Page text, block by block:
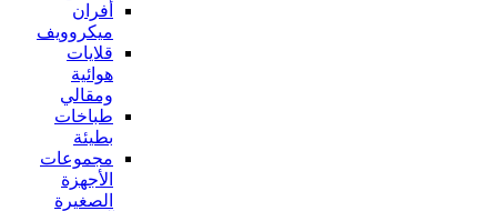
أفران
ميكروويف
قلايات
هوائية
ومقالي
طباخات
بطيئة
مجموعات
الأجهزة
الصغيرة